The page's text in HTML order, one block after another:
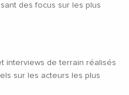
des focus sur les plus
interviews de terrain réalisés
sur les acteurs les plus